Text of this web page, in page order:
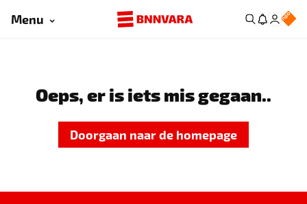
Menu
Oeps, er is iets mis gegaan..
Doorgaan naar de homepage